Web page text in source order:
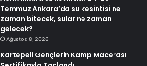
Temmuz Ankara’da su kesintisi ne
zaman bitecek, sular ne zaman
gelecek?
Ağustos 8, 2026
Kartepeli Gençlerin Kamp Macerası